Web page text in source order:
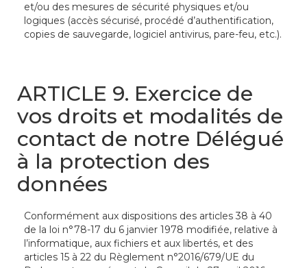
et/ou des mesures de sécurité physiques et/ou
logiques (accès sécurisé, procédé d’authentification,
copies de sauvegarde, logiciel antivirus, pare-feu, etc.).
ARTICLE 9. Exercice de
vos droits et modalités de
contact de notre Délégué
à la protection des
données
Conformément aux dispositions des articles 38 à 40
de la loi n°78-17 du 6 janvier 1978 modifiée, relative à
l’informatique, aux fichiers et aux libertés, et des
articles 15 à 22 du Règlement n°2016/679/UE du